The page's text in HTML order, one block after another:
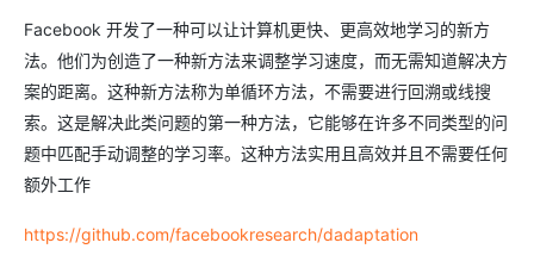
Facebook 开发了一种可以让计算机更快、更高效地学习的新方
法。他们为创造了一种新方法来调整学习速度，而无需知道解决方
案的距离。这种新方法称为单循环方法，不需要进行回溯或线搜
索。这是解决此类问题的第一种方法，它能够在许多不同类型的问
题中匹配手动调整的学习率。这种方法实用且高效并且不需要任何
额外工作
https://github.com/facebookresearch/dadaptation